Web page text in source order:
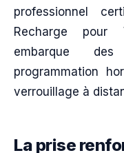
professionnel
Recharge pour
embarque
programmation
verrouillage à
La prise